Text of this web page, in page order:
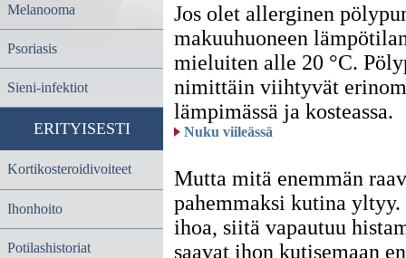
Melanooma
Psoriasis
Sieni-infektiot
ERITYISESTI
Kortikosteroidivoiteet
Ihonhoito
Potilashistoriat
Jos olet allerginen
makuuhuoneen
mieluiten alle 20 °C.
nimittäin viihtyvät
lämpimässä ja kosteassa.
Nuku viileässä
Mutta mitä enemmän
pahemmaksi kutina
ihoa, siitä vapautuu
saavat ihon kutisemaan